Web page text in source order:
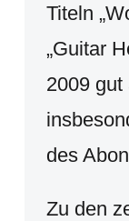
Titeln
„Guitar
2009 gut
des
Zu den